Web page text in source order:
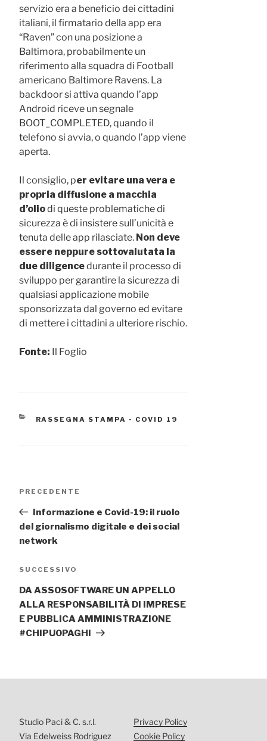
servizio era a beneficio dei cittadini
italiani, il firmatario della app era
“Raven” con una posizione a
Baltimora, probabilmente un
riferimento alla squadra di Football
americano Baltimore Ravens. La
backdoor si attiva quando l’app
Android riceve un segnale
BOOT_COMPLETED, quando il
telefono si avvia, o quando l’app viene
aperta.
Il consiglio, per evitare una vera e
propria diffusione a macchia
d’oliodi queste problematiche di
sicurezza è di insistere sull’unicità e
tenuta delle app rilasciate. Non deve
essere neppure sottovalutata la
due diligencedurante il processo di
sviluppo per garantire la sicurezza di
qualsiasi applicazione mobile
sponsorizzata dal governo ed evitare
di mettere i cittadini a ulteriore rischio.
Fonte: Il Foglio
CATEGORIE
RASSEGNA STAMPA - COVID 19
Articolo
PRECEDENTE
Informazione e Covid-19: il ruolo
del giornalismo digitale e dei social
network
Articolo
SUCCESSIVO
DA ASSOSOFTWARE UN APPELLO
ALLA RESPONSABILITÀ DI IMPRESE
E PUBBLICA AMMINISTRAZIONE
#CHIPUOPAGHI
Studio Paci & C. s.r.l.
Via Edelweiss Rodriguez
Privacy Policy
Cookie Policy